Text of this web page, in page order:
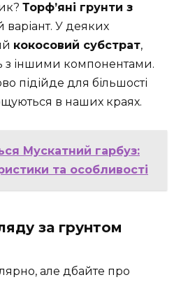
Торф’яні грунти з
У деяких
кокосовий субстрат,
з іншими компонентами.
підійде для більшості
в наших краях.
Мускатний гарбуз:
та особливості
за грунтом
але дбайте про